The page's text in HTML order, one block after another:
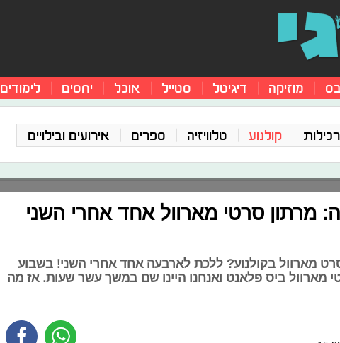
מוזיקה דיגיטל סטייל אוכל יחסים לימודים
רכילות קולנוע טלוויזיה ספרים אירועים ובילויים
מרתון סרטי מארוול אחד אחרי השני
מארוול בקולנוע? ללכת לארבעה אחד אחרי השני! בשבוע
מארוול ביס פלאנט ואנחנו היינו שם במשך עשר שעות. אז מה